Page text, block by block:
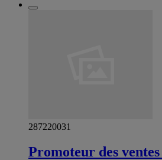
287220031
Promoteur des